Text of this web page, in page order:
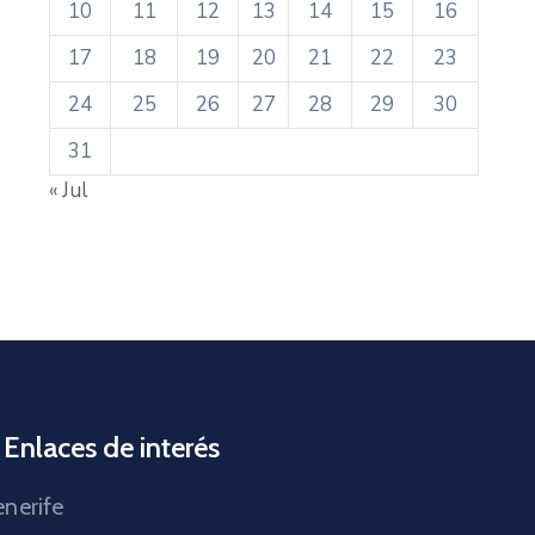
10
11 12 13 14 15
16
17
18 19 20 21 22
23
24
25 26 27 28 29
30
31
« Jul
Enlaces de interés